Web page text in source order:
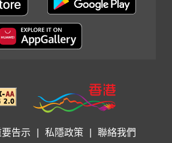
要告示 私隱政策 聯絡我們